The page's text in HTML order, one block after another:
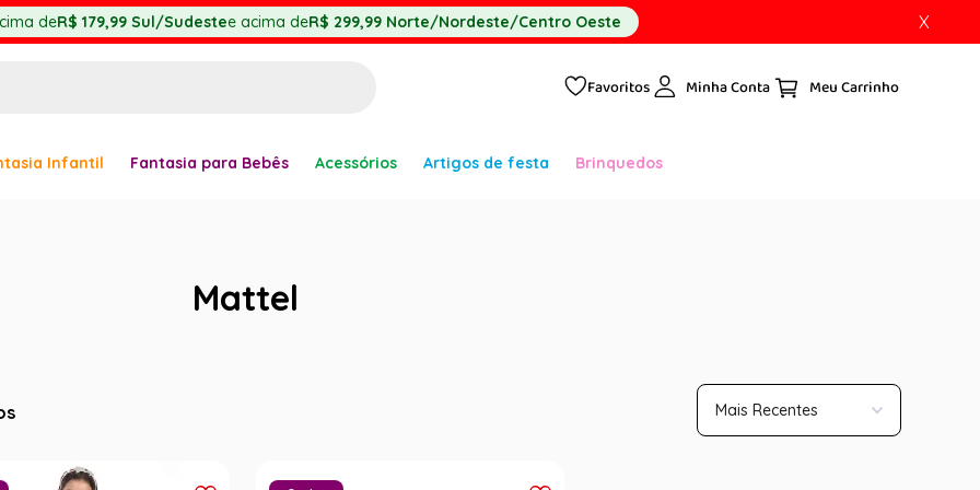
deR$ 179,99 Sul/Sudestee acima deR$ 299,99 Norte/Nordeste/Centro Oeste X
Favoritos Minha Conta
Infantil Fantasia para Bebês Acessórios Artigos de festa Brinquedos
Mattel
Mais Recentes